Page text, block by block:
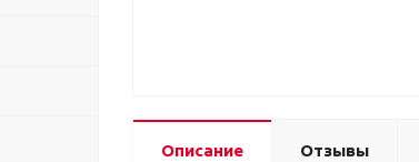
Описание Отзывы